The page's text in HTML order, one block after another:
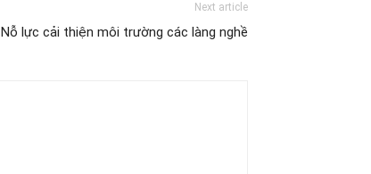
Next article
Nỗ lực cải thiện môi trường các làng nghề